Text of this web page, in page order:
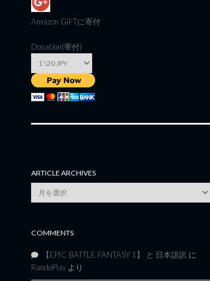
Amazon GIFTに寄付
Donation(寄付)
ARTICLE ARCHIVES
Article
Archives
COMMENTS
【EPIC BATTLE FANTASY 1】 と 日本語訳 に
RandoPlay より